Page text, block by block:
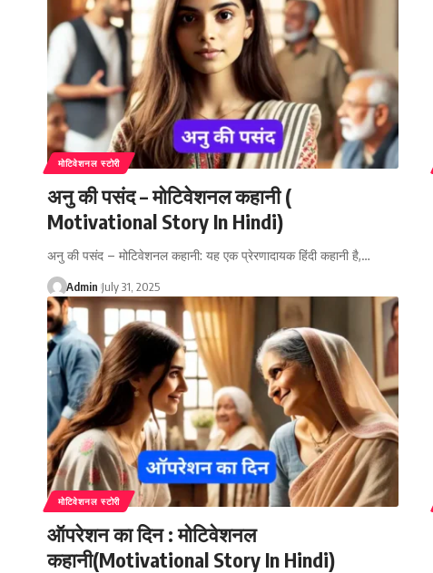
मोटिवेशनल स्टोरी
अनु की पसंद – मोटिवेशनल कहानी (
Motivational Story In Hindi)
अनु की पसंद – मोटिवेशनल कहानी: यह एक प्रेरणादायक हिंदी कहानी है,…
Admin July 31, 2025
मोटिवेशनल स्टोरी
ऑपरेशन का दिन : मोटिवेशनल
कहानी(Motivational Story In Hindi)